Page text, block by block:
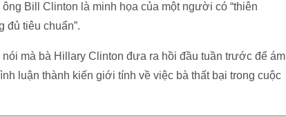
Bill Clinton là minh họa của một người có “thiên
đủ tiêu chuẩn”.
mà bà Hillary Clinton đưa ra hồi đầu tuần trước để ám
luận thành kiến giới tính về việc bà thất bại trong cuộc